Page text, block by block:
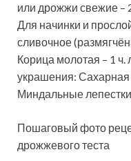
или дрожжи свежие –
Для начинки и
сливочное
Корица молотая – 1 ч.
украшения: Сахарная
Миндальные
Пошаговый фото
дрожжевого теста